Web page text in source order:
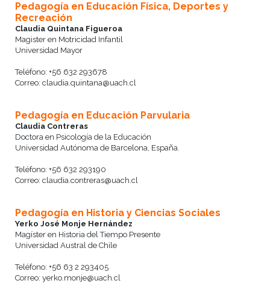
Pedagogía en Educación Física, Deportes y
Recreación
Claudia Quintana Figueroa
Magister en Motricidad Infantil
Universidad Mayor
Teléfono: +56 632 293678
Correo: claudia.quintana@uach.cl
Pedagogía en Educación Parvularia
Claudia Contreras
Doctora en Psicología de la Educación
Universidad Autónoma de Barcelona, España.
Teléfono: +56 632 293190
Correo: claudia.contreras@uach.cl
Pedagogía en Historia y Ciencias Sociales
Yerko José Monje Hernández
Magíster en Historia del Tiempo Presente
Universidad Austral de Chile
Teléfono: +56 63 2 293405
Correo: yerko.monje@uach.cl